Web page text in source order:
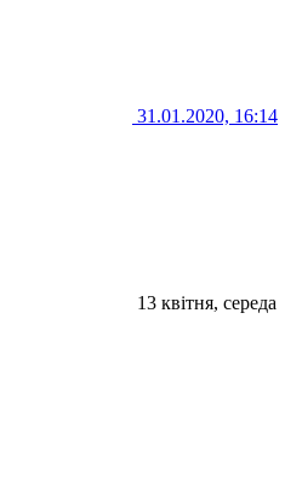
31.01.2020, 16:14
13 квітня, середа